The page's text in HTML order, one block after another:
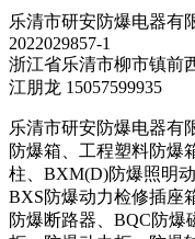
乐清市研安防爆电器有
2022029857-1
浙江省乐清市柳市镇前
江朋龙 15057599935
乐清市研安防爆电器有
防爆箱、工程塑料防爆
柱、BXM(D)防爆照明
BXS防爆动力检修插座
防爆断路器、BQC防